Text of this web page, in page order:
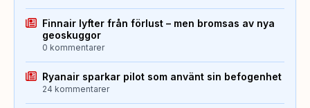
Finnair lyfter från förlust – men bromsas av nya
geoskuggor
0 kommentarer
Ryanair sparkar pilot som använt sin befogenhet
24 kommentarer